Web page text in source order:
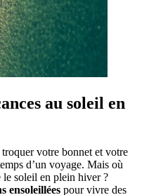
au soleil en
votre bonnet et votre
d’un voyage. Mais où
le soleil en plein hiver ?
ensoleillées pour vivre des